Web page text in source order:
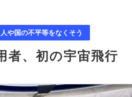
人や国の不平等をなくそう
者、初の宇宙飛行